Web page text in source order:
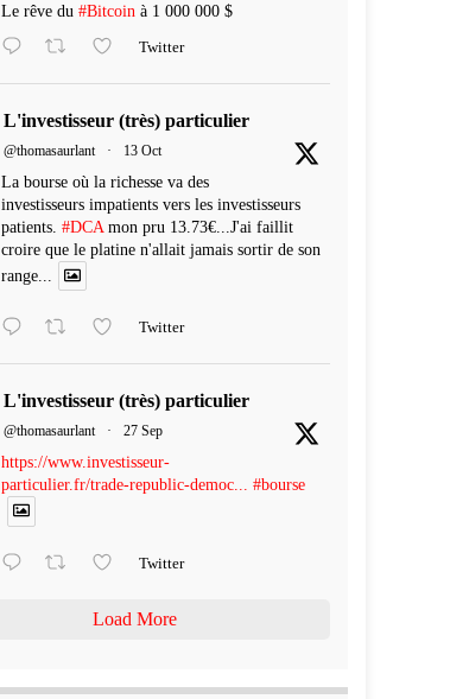
Le rêve du #Bitcoin à 1 000 000 $
Twitter
L'investisseur (très) particulier
@thomasaurlant · 13 Oct
La bourse où la richesse va des
investisseurs impatients vers les investisseurs
patients. #DCAmon pru 13.73€...J'ai faillit
croire que le platine n'allait jamais sortir de son
range...
Twitter
L'investisseur (très) particulier
@thomasaurlant · 27 Sep
https://www.investisseur-
particulier.fr/trade-republic-democ... #bourse
Twitter
Load More